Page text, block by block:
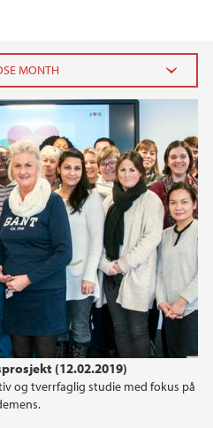
(12.02.2019)
og tverrfaglig studie med fokus på
2024
(1)
(1)
(1)
2023
2022
2021
2020
2019